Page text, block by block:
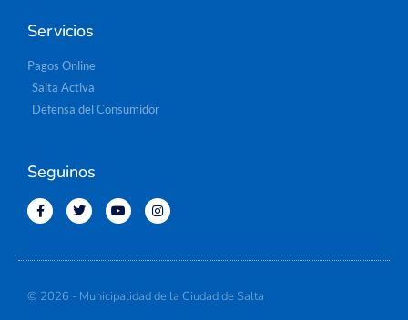
Servicios
Pagos Online
Salta Activa
Defensa del Consumidor
Seguinos
© 2026 - Municipalidad de la Ciudad de Salta